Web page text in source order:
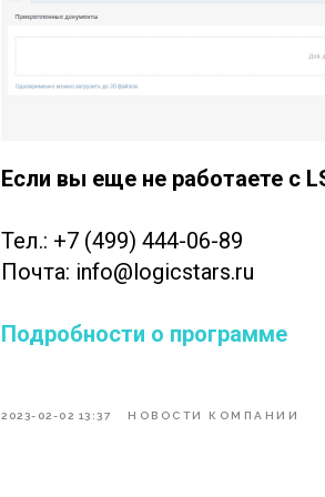
Если вы еще не работаете с
Тел.: +7 (499) 444-06-89
Почта: info@logicstars.ru
Подробности о программе
2023-02-02 13:37 НОВОСТИ КОМПАНИИ